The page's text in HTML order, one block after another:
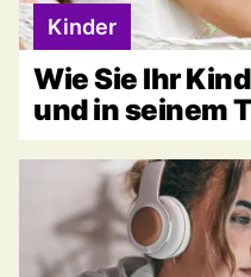
Kinder
Wie Sie Ihr
und in seinem